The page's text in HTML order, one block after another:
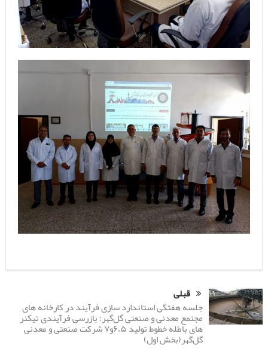
قبلی
جلسه هفتگی استاندارد سازی فرآیند در کارخانه های
مجتمع معدنی و صنعتی گل‌گهر: بازرسی فرآیندی تیکنر
های باطله خطوط تولید ۶،۵و۷ شرکت صنعتی و معدنی
گل‌گهر(بخش اول)